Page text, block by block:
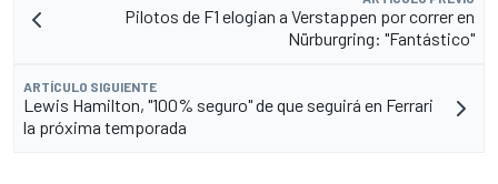
Pilotos de F1 elogian a Verstappen por correr en
Nürburgring: "Fantástico"
ARTÍCULO SIGUIENTE
Lewis Hamilton, "100% seguro" de que seguirá en Ferrari
la próxima temporada